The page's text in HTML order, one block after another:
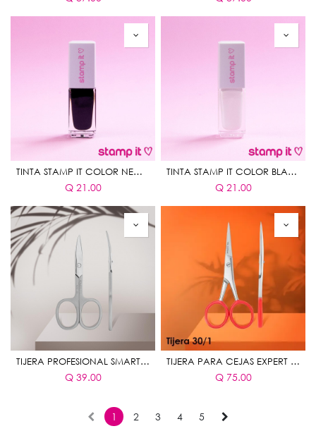
TINTA STAMP IT COLOR NEGRO
Q 21.00
TINTA STAMP IT COLOR BLANCO
Q 21.00
TIJERA PROFESIONAL SMART 30 TIPO 1
Q 39.00
TIJERA PARA CEJAS EXPERT 30 TIPO 1
Q 75.00
1 2 3 4 5